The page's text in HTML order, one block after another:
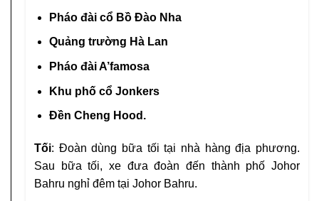
Pháo đài cổ Bồ Đào Nha
Quảng trường Hà Lan
Pháo đài A’famosa
Khu phố cổ Jonkers
Đền Cheng Hood.
Tối: Đoàn dùng bữa tối tại nhà hàng địa phương.
Sau bữa tối, xe đưa đoàn đến thành phố Johor
Bahru nghỉ đêm tại Johor Bahru.